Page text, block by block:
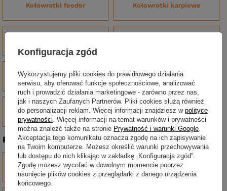
Kołowrotki feeder Kołowrotki karpiowe
Kołowrotki spinningowe
Kołowrotki z przednim
hamulcem
Multiplikatory
Polecane kategorie spinningowe
Wędki Przynęty
Konfiguracja zgód
Wykorzystujemy pliki cookies do prawidłowego działania
serwisu, aby oferować funkcje społecznościowe, analizować
ruch i prowadzić działania marketingowe - zarówno przez nas,
jak i naszych Zaufanych Partnerów. Pliki cookies służą również
do personalizacji reklam. Więcej informacji znajdziesz w polityce
prywatności . Więcej informacji na temat warunków i prywatności
można znaleźć także na stronie Prywatność i warunki Google
Akceptacja tego komunikatu oznacza zgodę na ich zapisywanie
na Twoim komputerze. Możesz określić warunki przechowywania
lub dostępu do nich klikając w zakładkę „Konfiguracja zgód”.
Zgodę możesz wycofać w dowolnym momencie poprzez
usunięcie plików cookies z przeglądarki z danego urządzenia
końcowego.